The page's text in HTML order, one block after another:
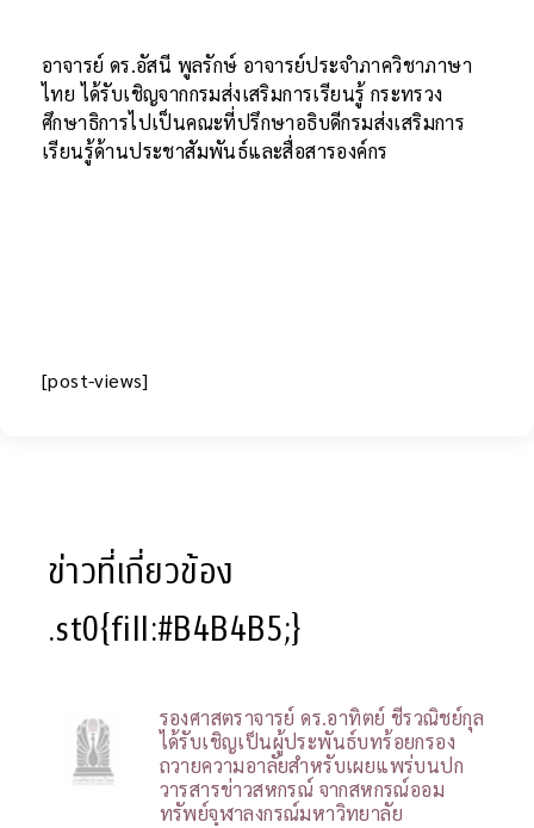
อาจารย์ ดร.อัสนี พูลรักษ์ อาจารย์ประจำภาควิชาภาษา
ไทย ได้รับเชิญจากกรมส่งเสริมการเรียนรู้ กระทรวง
ศึกษาธิการไปเป็นคณะที่ปรึกษาอธิบดีกรมส่งเสริมการ
เรียนรู้ด้านประชาสัมพันธ์และสื่อสารองค์กร
[post-views]
ข่าวที่เกี่ยวข้อง
.st0{fill:#B4B4B5;}
รองศาสตราจารย์ ดร.อาทิตย์ ชีรวณิชย์กุล
ได้รับเชิญเป็นผู้ประพันธ์บทร้อยกรอง
ถวายความอาลัยสำหรับเผยแพร่บนปก
วารสารข่าวสหกรณ์ จากสหกรณ์ออม
ทรัพย์จุฬาลงกรณ์มหาวิทยาลัย